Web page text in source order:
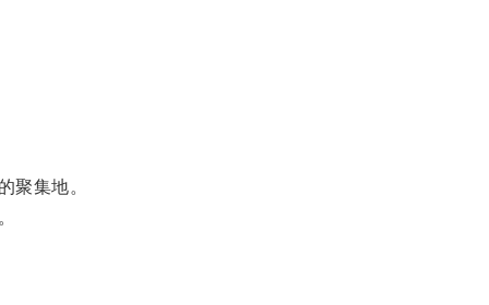
聚集地。